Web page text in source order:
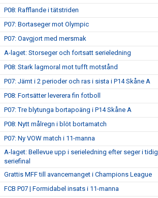
P08: Rafflande i tätstriden
P07: Bortaseger mot Olympic
P07: Oavgjort med mersmak
A-laget: Storseger och fortsatt serieledning
P08: Stark lagmoral mot tufft motstånd
P07: Jämt i 2 perioder och ras i sista i P14 Skåne A
P08: Fortsätter leverera fin fotboll
P07: Tre blytunga bortapoäng i P14 Skåne A
P08: Nytt målregn i blöt bortamatch
P07: Ny VOW match i 11-manna
A-laget: Bellevue upp i serieledning efter seger i tidig
seriefinal
Grattis MFF till avancemanget i Champions League
FCB P07 | Formidabel insats i 11-manna